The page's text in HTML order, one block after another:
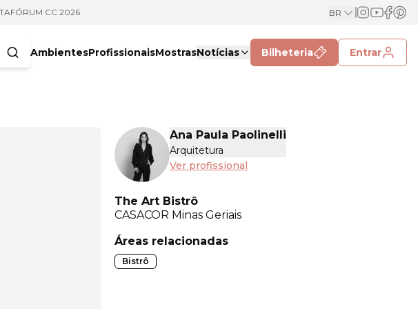
FÓRUM CC 2026 BR
AmbientesProfissionaisMostrasNotícias Bilheteria Entrar
Ana Paula Paolinelli
Arquitetura
Ver profissional
The Art Bistrô
CASACOR Minas Geriais
Áreas relacionadas
Bistrô